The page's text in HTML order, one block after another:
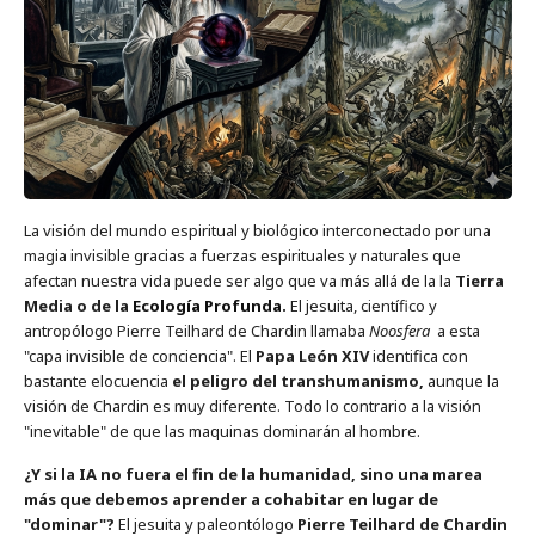
La visión del mundo espiritual y biológico interconectado por una
magia invisible gracias a fuerzas espirituales y naturales que
afectan nuestra vida puede ser algo que va más allá de la la Tierra
Media o de la Ecología Profunda. El jesuita, científico y
antropólogo Pierre Teilhard de Chardin llamaba Noosferaa esta
"capa invisible de conciencia". El Papa León XIVidentifica con
bastante elocuencia el peligro del transhumanismo, aunque la
visión de Chardin es muy diferente. Todo lo contrario a la visión
"inevitable" de que las maquinas dominarán al hombre.
¿Y si la IA no fuera el fin de la humanidad, sino una marea
más que debemos aprender a cohabitar en lugar de
"dominar"? El jesuita y paleontólogo Pierre Teilhard de Chardin